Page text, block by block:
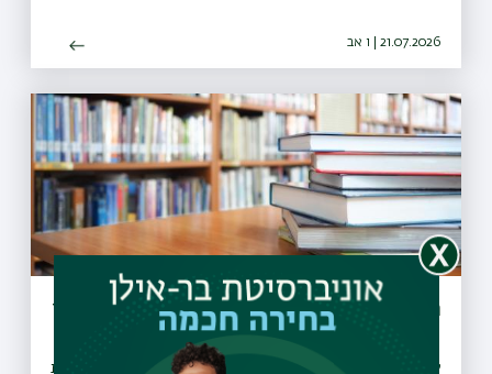
21.07.2026 | ו אב
הארכת שעות הפעילות של ספריות בר-אילן
לרגל תקופת המבחנים, שש מספריות האוניברסיטה מאריכות את